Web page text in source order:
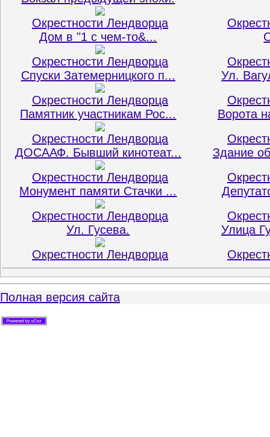
Окрестности Лендворца
Дом в "1 с чем-то&...
Окрестности Лендворца
Спуски Затемерницкого п...
Окрестности Лендворца
Ул.
Памятник участникам Рос...
Окрестности Лендворца
Ворота
ДОСААФ. Бывший кинотеат...
Окрестности Лендворца
Здание
Монумент памяти Стачки ...
Окрестности Лендворца
Ул. Гусева.
Окрестности Лендворца
Улица
Полная версия сайта